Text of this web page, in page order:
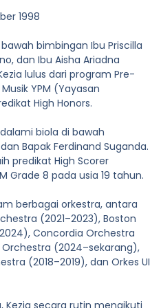
1998
bimbingan Ibu Priscilla
dan Ibu Aisha Ariadna
lulus dari program Pre-
YPM (Yayasan
High Honors.
biola di bawah
Bapak Ferdinand Suganda.
predikat High Scorer
Grade 8 pada usia 19 tahun.
berbagai orkestra, antara
(2021–2023), Boston
Concordia Orchestra
(2024–sekarang),
(2018–2019), dan Orkes UI
Kezia secara rutin mengikuti